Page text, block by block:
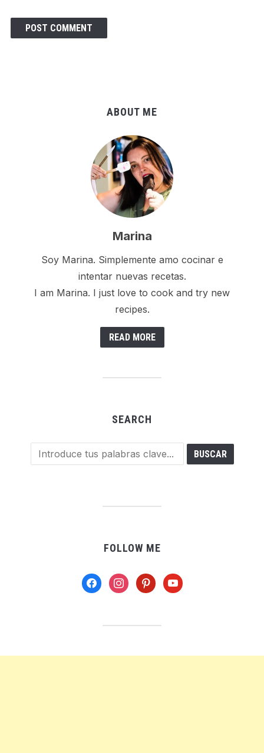
ABOUT ME
Marina
Soy Marina. Simplemente amo cocinar e
intentar nuevas recetas.
I am Marina. I just love to cook and try new
recipes.
READ MORE
SEARCH
FOLLOW ME
facebookinstagrampinterestyoutube